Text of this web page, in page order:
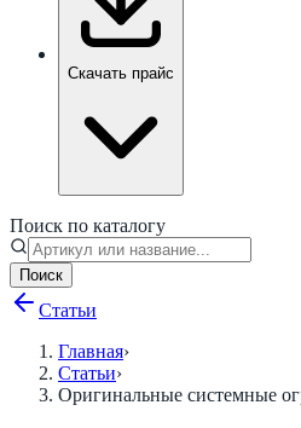
Скачать прайс
Поиск по каталогу
Поиск
Статьи
Главная›
Статьи›
Оригинальные системные